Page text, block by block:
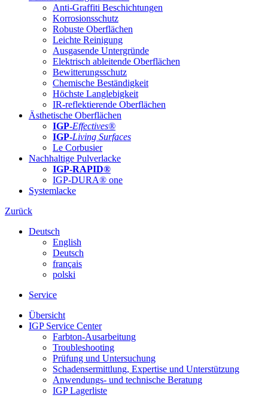
Anti-Graffiti Beschichtungen
Korrosionsschutz
Robuste Oberflächen
Leichte Reinigung
Ausgasende Untergründe
Elektrisch ableitende Oberflächen
Bewitterungsschutz
Chemische Beständigkeit
Höchste Langlebigkeit
IR-reflektierende Oberflächen
Ästhetische Oberflächen
IGP-Effectives®
IGP-Living Surfaces
Le Corbusier
Nachhaltige Pulverlacke
IGP-RAPID®
IGP-DURA® one
Systemlacke
Zurück
Deutsch
English
Deutsch
français
polski
Service
Übersicht
IGP Service Center
Farbton-Ausarbeitung
Troubleshooting
Prüfung und Untersuchung
Schadensermittlung, Expertise und Unterstützung
Anwendungs- und technische Beratung
IGP Lagerliste